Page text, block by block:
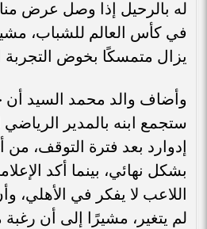
له بالرحيل إذا وصل عرض
في كأس العالم للشباب،
يزال متمسكًا بخوض التجربة
وأضاف والد محمد السيد أن
ستجمع ابنه بالمدير
إدوارد بعد فترة التوقف،
بشكل نهائي، بينما أكد
اللاعب لا يفكر في الأهلي،
لم يتغير، مشيرًا إلى أن